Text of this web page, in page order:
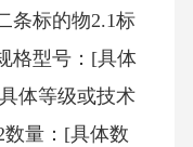
条标的物2.1标
格型号：[具体
体等级或技术
量：[具体数